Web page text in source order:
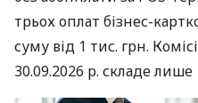
трьох оплат бізнес-
суму від 1 тис. грн.
30.09.2026 р. складе лише